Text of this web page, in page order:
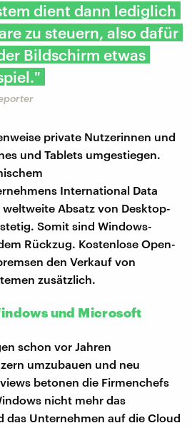
dient dann lediglich
zu steuern, also dafür
Bildschirm etwas
private Nutzerinnen und
und Tablets umgestiegen.
International Data
Absatz von Desktop-
Somit sind Windows-
Rückzug. Kostenlose Open-
den Verkauf von
zusätzlich.
und Microsoft
schon vor Jahren
umzubauen und neu
betonen die Firmenchefs
nicht mehr das
das Unternehmen auf die Cloud